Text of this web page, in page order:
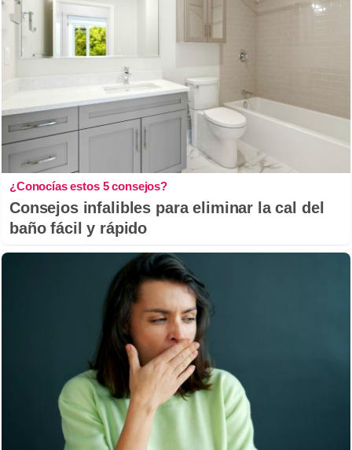
¿Conocías estos 5 consejos?
Consejos infalibles para eliminar la cal del
baño fácil y rápido